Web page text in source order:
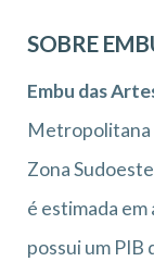
SOBRE
Embu das
Metropolitana
Zona
é estimada
possui um PIB